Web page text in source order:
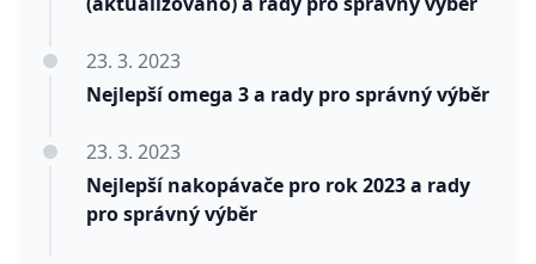
Nejlepší omega 3 a rady pro správný výběr
23. 3. 2023
Nejlepší nakopávače pro rok 2023 a rady
pro správný výběr
23. 3. 2023